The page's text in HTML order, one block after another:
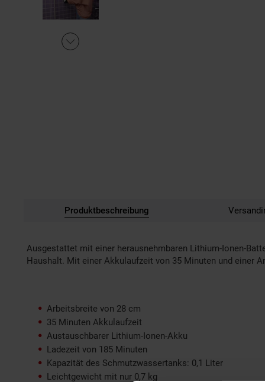
Produktbeschreibung
Ausgestattet mit einer herausnehmbaren Lithium-Ionen-
Haushalt. Mit einer Akkulaufzeit von 35 Minuten und einer
Arbeitsbreite von 28 cm
35 Minuten Akkulaufzeit
Austauschbarer Lithium-Ionen-Akku
Ladezeit von 185 Minuten
Kapazität des Schmutzwassertanks: 0,1 Liter
Leichtgewicht mit nur 0,7 kg